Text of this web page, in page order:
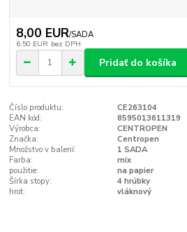
8,00 EUR/SADA
6,50 EUR bez DPH
Pridať do košíka
Číslo produktu:
CE263104
EAN kód:
8595013611319
Výrobca:
CENTROPEN
Značka:
Centropen
Množstvo v balení:
1 SADA
Farba:
mix
použitie:
na papier
Šírka stopy:
4 hrúbky
hrot:
vláknový